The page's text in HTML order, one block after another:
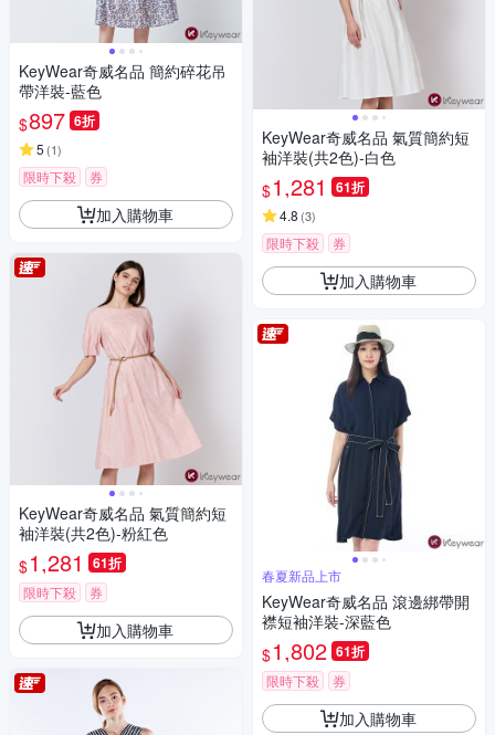
KeyWear奇威名品 簡約碎花吊
帶洋裝-藍色
$897 6折
5 (1)
限時下殺 券
加入購物車
KeyWear奇威名品 氣質簡約短
袖洋裝(共2色)-粉紅色
$1,281 61折
限時下殺 券
加入購物車
KeyWear奇威名品 氣質簡約短
袖洋裝(共2色)-白色
$1,281 61折
4.8 (3)
限時下殺 券
加入購物車
春夏新品上市
KeyWear奇威名品 滾邊綁帶開
襟短袖洋裝-深藍色
$1,802 61折
限時下殺 券
加入購物車